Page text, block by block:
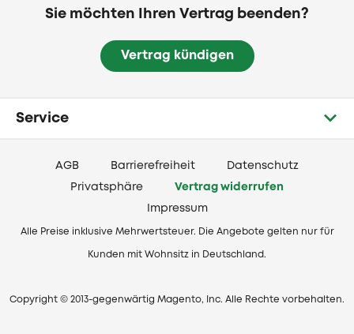
Sie möchten Ihren Vertrag beenden?
Vertrag kündigen
Service
AGB Barrierefreiheit Datenschutz
Privatsphäre Vertrag widerrufen
Impressum
Alle Preise inklusive Mehrwertsteuer. Die Angebote gelten nur für
Kunden mit Wohnsitz in Deutschland.
Copyright © 2013-gegenwärtig Magento, Inc. Alle Rechte vorbehalten.